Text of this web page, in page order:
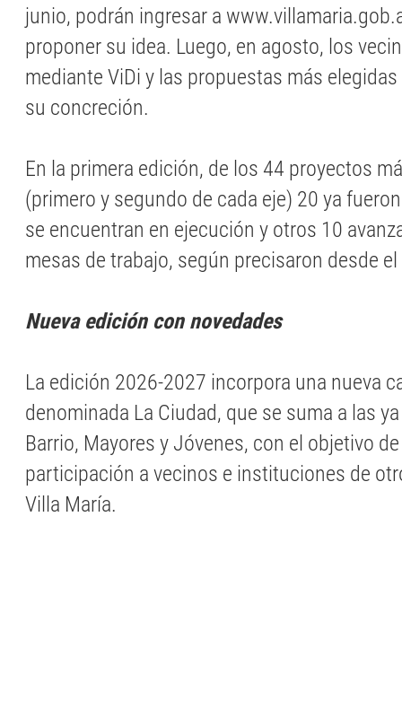
junio, podrán ingresar a
proponer su idea. Luego, en agosto, los
mediante ViDi y las propuestas más
su concreción.
En la primera edición, de los 44 proyectos
(primero y segundo de cada eje) 20 ya
se encuentran en ejecución y otros 10
mesas de trabajo, según precisaron desde
Nueva edición con novedades
La edición 2026-2027 incorpora una nueva
denominada La Ciudad, que se suma a las
Barrio, Mayores y Jóvenes, con el objetivo
participación a vecinos e instituciones de
Villa María.